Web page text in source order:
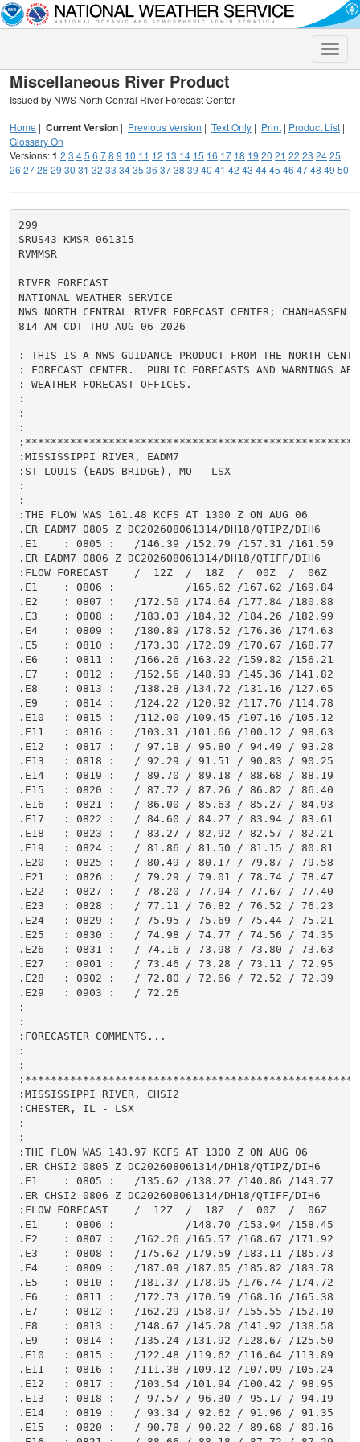
Toggle
Miscellaneous River Product
Issued by NWS North Central River Forecast Center
Home | Current Version | Previous Version | Text Only | Print | Product List |
Glossary On
Versions:1 2 3 45 6 78 9 10 11 12 13 14 15 16 17 18 19 20 21 22 23 2425
26 2728 29 30 31 32 33 3435 36 3738 39 40 41 42 43 4445 46 4748 49 50
299
SRUS43 KMSR 061315
RVMMSR
RIVER FORECAST
NATIONAL WEATHER SERVICE
NWS NORTH CENTRAL RIVER FORECAST CENTER; CHANHASSEN
814 AM CDT THU AUG 06 2026
: THIS IS A NWS GUIDANCE PRODUCT FROM THE NORTH
: FORECAST CENTER.  PUBLIC FORECASTS AND WARNINGS
: WEATHER FORECAST OFFICES.
:
:
:
:MISSISSIPPI RIVER, EADM7
:ST LOUIS (EADS BRIDGE), MO - LSX
:
:
:THE FLOW WAS 161.48 KCFS AT 1300 Z ON AUG 06
.ER EADM7 0805 Z DC202608061314/DH18/QTIPZ/DIH6
.E1    : 0805 :   /146.39 /152.79 /157.31 /161.59
.ER EADM7 0806 Z DC202608061314/DH18/QTIFF/DIH6
:FLOW FORECAST    /  12Z  /  18Z  /  00Z  /  06Z
.E1    : 0806 :           /165.62 /167.62 /169.84
.E2    : 0807 :   /172.50 /174.64 /177.84 /180.88
.E3    : 0808 :   /183.03 /184.32 /184.26 /182.99
.E4    : 0809 :   /180.89 /178.52 /176.36 /174.63
.E5    : 0810 :   /173.30 /172.09 /170.67 /168.77
.E6    : 0811 :   /166.26 /163.22 /159.82 /156.21
.E7    : 0812 :   /152.56 /148.93 /145.36 /141.82
.E8    : 0813 :   /138.28 /134.72 /131.16 /127.65
.E9    : 0814 :   /124.22 /120.92 /117.76 /114.78
.E10   : 0815 :   /112.00 /109.45 /107.16 /105.12
.E11   : 0816 :   /103.31 /101.66 /100.12 / 98.63
.E12   : 0817 :   / 97.18 / 95.80 / 94.49 / 93.28
.E13   : 0818 :   / 92.29 / 91.51 / 90.83 / 90.25
.E14   : 0819 :   / 89.70 / 89.18 / 88.68 / 88.19
.E15   : 0820 :   / 87.72 / 87.26 / 86.82 / 86.40
.E16   : 0821 :   / 86.00 / 85.63 / 85.27 / 84.93
.E17   : 0822 :   / 84.60 / 84.27 / 83.94 / 83.61
.E18   : 0823 :   / 83.27 / 82.92 / 82.57 / 82.21
.E19   : 0824 :   / 81.86 / 81.50 / 81.15 / 80.81
.E20   : 0825 :   / 80.49 / 80.17 / 79.87 / 79.58
.E21   : 0826 :   / 79.29 / 79.01 / 78.74 / 78.47
.E22   : 0827 :   / 78.20 / 77.94 / 77.67 / 77.40
.E23   : 0828 :   / 77.11 / 76.82 / 76.52 / 76.23
.E24   : 0829 :   / 75.95 / 75.69 / 75.44 / 75.21
.E25   : 0830 :   / 74.98 / 74.77 / 74.56 / 74.35
.E26   : 0831 :   / 74.16 / 73.98 / 73.80 / 73.63
.E27   : 0901 :   / 73.46 / 73.28 / 73.11 / 72.95
.E28   : 0902 :   / 72.80 / 72.66 / 72.52 / 72.39
.E29   : 0903 :   / 72.26
:
:
:FORECASTER COMMENTS...
:
:
:MISSISSIPPI RIVER, CHSI2
:CHESTER, IL - LSX
:
:
:THE FLOW WAS 143.97 KCFS AT 1300 Z ON AUG 06
.ER CHSI2 0805 Z DC202608061314/DH18/QTIPZ/DIH6
.E1    : 0805 :   /135.62 /138.27 /140.86 /143.77
.ER CHSI2 0806 Z DC202608061314/DH18/QTIFF/DIH6
:FLOW FORECAST    /  12Z  /  18Z  /  00Z  /  06Z
.E1    : 0806 :           /148.70 /153.94 /158.45
.E2    : 0807 :   /162.26 /165.57 /168.67 /171.92
.E3    : 0808 :   /175.62 /179.59 /183.11 /185.73
.E4    : 0809 :   /187.09 /187.05 /185.82 /183.78
.E5    : 0810 :   /181.37 /178.95 /176.74 /174.72
.E6    : 0811 :   /172.73 /170.59 /168.16 /165.38
.E7    : 0812 :   /162.29 /158.97 /155.55 /152.10
.E8    : 0813 :   /148.67 /145.28 /141.92 /138.58
.E9    : 0814 :   /135.24 /131.92 /128.67 /125.50
.E10   : 0815 :   /122.48 /119.62 /116.64 /113.89
.E11   : 0816 :   /111.38 /109.12 /107.09 /105.24
.E12   : 0817 :   /103.54 /101.94 /100.42 / 98.95
.E13   : 0818 :   / 97.57 / 96.30 / 95.17 / 94.19
.E14   : 0819 :   / 93.34 / 92.62 / 91.96 / 91.35
.E15   : 0820 :   / 90.78 / 90.22 / 89.68 / 89.16